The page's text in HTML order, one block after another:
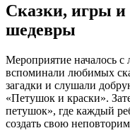
Сказки, игры и
шедевры
Мероприятие началось с
вспоминали любимых
загадки и слушали
«Петушок и краски».
петушок», где каждый
создать свою